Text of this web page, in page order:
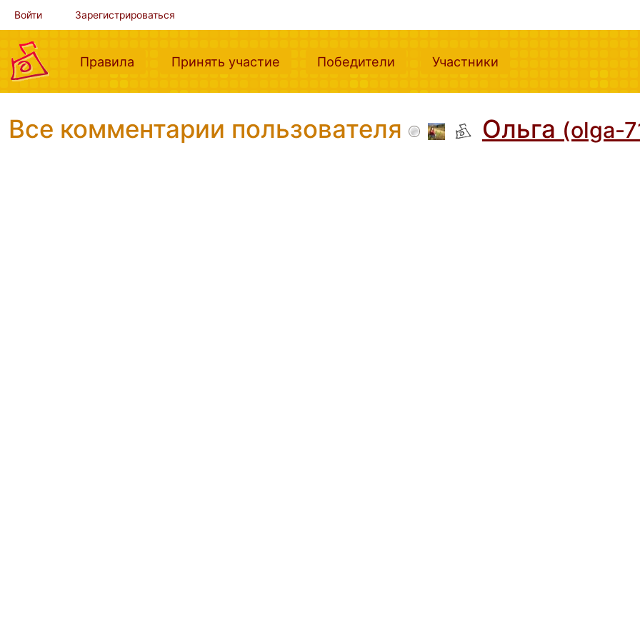
Войти Зарегистрироваться
Правила (current)Принять участие (current)Победители (current)Участники
Все комментарии пользователя Ольга (olga-